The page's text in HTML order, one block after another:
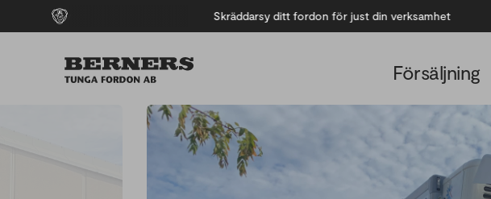
Skräddarsy ditt fordon för just din verksamhet
Försäljning